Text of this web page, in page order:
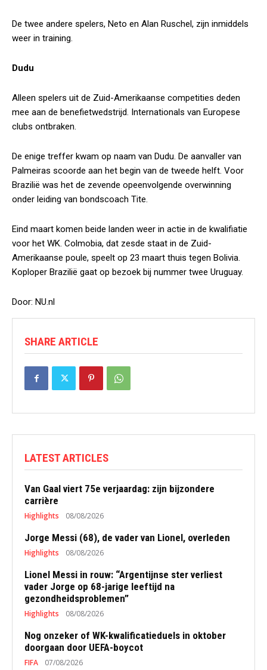
De twee andere spelers, Neto en Alan Ruschel, zijn inmiddels
weer in training.
Dudu
Alleen spelers uit de Zuid-Amerikaanse competities deden
mee aan de benefietwedstrijd. Internationals van Europese
clubs ontbraken.
De enige treffer kwam op naam van Dudu. De aanvaller van
Palmeiras scoorde aan het begin van de tweede helft. Voor
Brazilië was het de zevende opeenvolgende overwinning
onder leiding van bondscoach Tite.
Eind maart komen beide landen weer in actie in de kwalifiatie
voor het WK. Colmobia, dat zesde staat in de Zuid-
Amerikaanse poule, speelt op 23 maart thuis tegen Bolivia.
Koploper Brazilië gaat op bezoek bij nummer twee Uruguay.
Door: NU.nl
SHARE ARTICLE
LATEST ARTICLES
Van Gaal viert 75e verjaardag: zijn bijzondere
carrière
Highlights 08/08/2026
Jorge Messi (68), de vader van Lionel, overleden
Highlights 08/08/2026
Lionel Messi in rouw: “Argentijnse ster verliest
vader Jorge op 68-jarige leeftijd na
gezondheidsproblemen”
Highlights 08/08/2026
Nog onzeker of WK-kwalificatieduels in oktober
doorgaan door UEFA-boycot
FIFA 07/08/2026